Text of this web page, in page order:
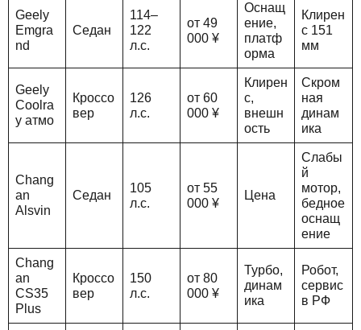
Geely
Emgra
nd
Седан
114–
122
л.с.
от 49
000 ¥
Оснащ
ение,
платф
орма
Клирен
с 151
мм
Geely
Coolra
y атмо
Кроссо
вер
126
л.с.
от 60
000 ¥
Клирен
с,
внешн
ость
Скром
ная
динам
ика
Chang
an
Alsvin
Седан
105
л.с.
от 55
000 ¥
Цена
Слабы
й
мотор,
бедное
оснащ
ение
Chang
an
CS35
Plus
Кроссо
вер
150
л.с.
от 80
000 ¥
Турбо,
динам
ика
Робот,
сервис
в РФ